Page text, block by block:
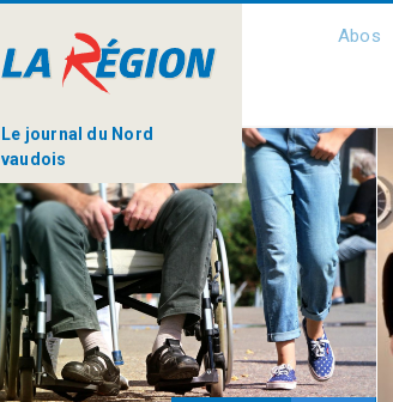
Le journal du Nord
vaudois
Abos